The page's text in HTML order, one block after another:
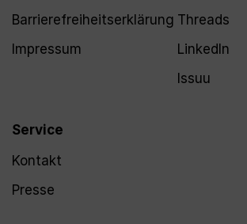
Barrierefreiheitserklärung
Impressum
Service
Kontakt
Presse
Threads
LinkedIn
Issuu